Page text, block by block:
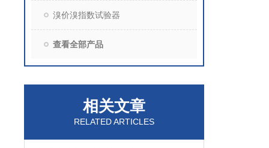
溴价溴指数试验器
查看全部产品
相关文章
RELATED ARTICLES